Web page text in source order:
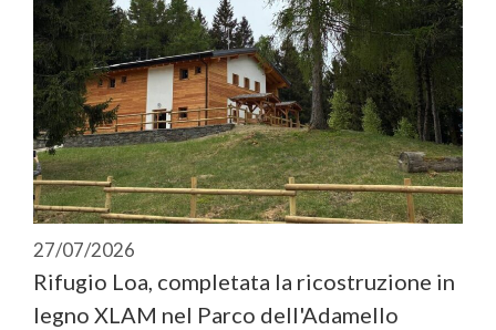
27/07/2026
Rifugio Loa, completata la ricostruzione in
legno XLAM nel Parco dell'Adamello